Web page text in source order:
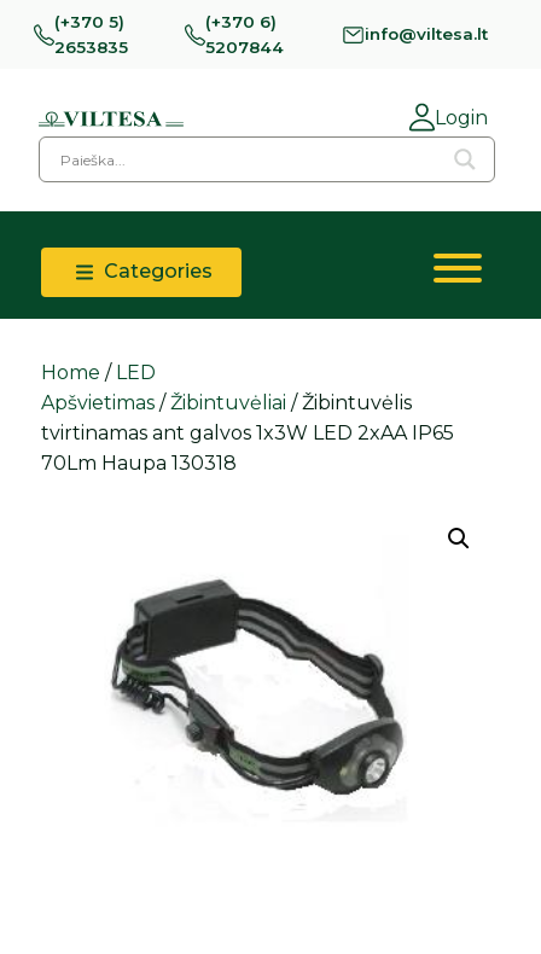
(+370 5)
2653835
(+370 6)
5207844
info@viltesa.lt
Login
Categories
Home / LED
Apšvietimas /Žibintuvėliai / Žibintuvėlis
tvirtinamas ant galvos 1x3W LED 2xAA IP65
70Lm Haupa 130318